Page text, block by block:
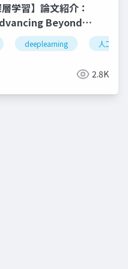
vlm
optimizer llm
学習】論文紹介：
Beyond
through
and Integration
deeplearning 人工知能
2.8K